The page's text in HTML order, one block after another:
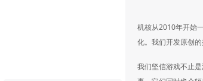
机核从2010年开始
化。我们开发原创
我们坚信游戏不止